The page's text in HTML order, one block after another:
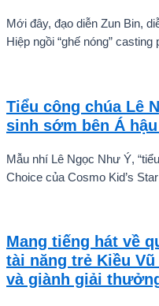
Mới đây, đạo diễn Zun Bin,
Hiệp ngồi “ghế nóng” casting
Tiểu công chúa Lê
sinh sớm bên Á
Mẫu nhí Lê Ngọc Như Ý,
Choice của Cosmo Kid’s
Mang tiếng hát về
tài năng trẻ Kiều
và giành giải